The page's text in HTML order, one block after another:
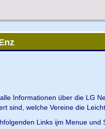
Informationen über die LG
sind, welche Vereine die
Links ijm Menue